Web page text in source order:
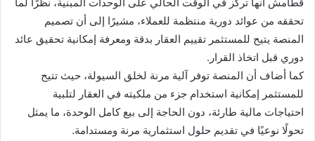
تحققه من عوائد دورية منتظمة للعملاء، مشيرًا إلى أن تصميم
المنصة يتيح للمستثمر تقييم العقار بدقة ومعرفة إمكانية تحقيق عائد
دوري قبل اتخاذ القرار.
كما أضاف أن المنصة توفر آلية مرنة لخلق السيولة، حيث تتيح
للمستثمر إمكانية استخدام جزء من ملكيته في العقار لتلبية
احتياجات مالية طارئة، دون الحاجة إلى بيع كامل الوحدة، ما يمثل
تحولًا نوعيًا في تقديم حلول استثمارية مرنة ومستدامة.